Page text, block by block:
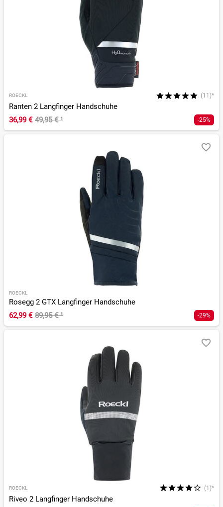
ROECKL (11)*
Ranten 2 Langfinger Handschuhe
36,99 € 49,95 €¹ -25%
ROECKL
Rosegg 2 GTX Langfinger Handschuhe
62,99 € 89,95 €¹ -29%
ROECKL (1)*
Riveo 2 Langfinger Handschuhe